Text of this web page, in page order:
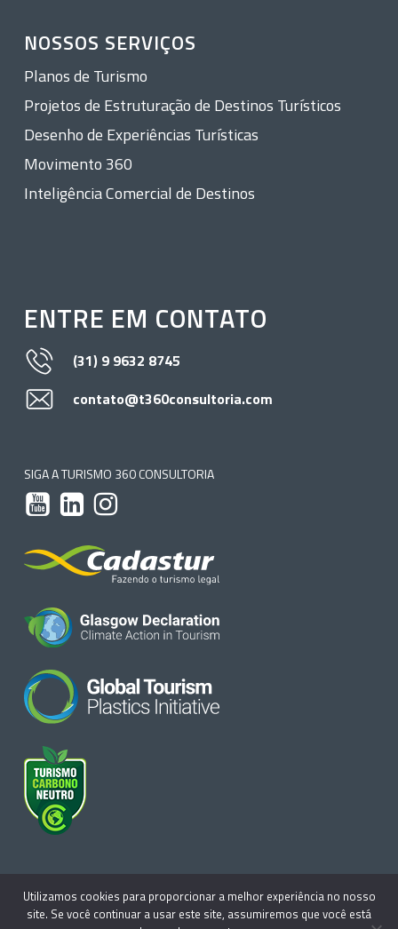
NOSSOS SERVIÇOS
Planos de Turismo
Projetos de Estruturação de Destinos Turísticos
Desenho de Experiências Turísticas
Movimento 360
Inteligência Comercial de Destinos
ENTRE EM CONTATO
(31) 9 9632 8745
contato@t360consultoria.com
SIGA A TURISMO 360 CONSULTORIA
© Turismo 360 Consultoria - Todos os direitos reservados. Site
Utilizamos cookies para proporcionar a melhor experiência no nosso
site. Se você continuar a usar este site, assumiremos que você está